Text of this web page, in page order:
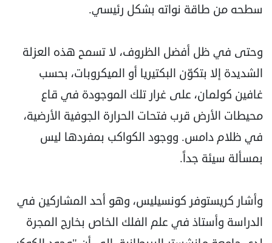
سطحه من طاقة نواته بشكل رئيسي.
وحتى في ظل أفضل الظروف، لا تسمح هذه العزلة
الشديدة إلا بتكوّن البكتيريا أو الميكروبات، بحسب
غافين كولمان، على غرار تلك الموجودة في قاع
محيطات الأرض قرب فتحات الحرارة الجوفية الأرضية،
في ظلام دامس. ووجود الكواكب بمفردها ليس
بمسألة سيئة جداً.
وأشار كريستوفر كونسيليس، وهو أحد المشاركين في
الدراسة وأستاذ في علم الفلك الخاص بخارج المجرة